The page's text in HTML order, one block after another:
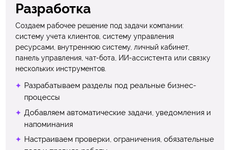
Разработка
Создаем рабочее решение под задачи компании:
систему учета клиентов, систему управления
ресурсами, внутреннюю систему, личный кабинет,
панель управления, чат-бота, ИИ-ассистента или связку
нескольких инструментов.
Разрабатываем разделы под реальные бизнес-
процессы
Добавляем автоматические задачи, уведомления и
напоминания
Настраиваем проверки, ограничения, обязательные